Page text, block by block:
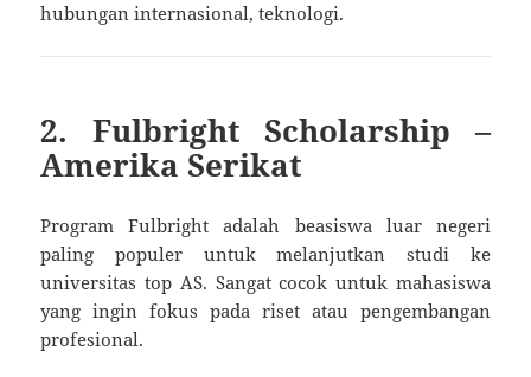
hubungan internasional, teknologi.
2. Fulbright Scholarship –
Amerika Serikat
Program Fulbright adalah beasiswa luar negeri
paling populer untuk melanjutkan studi ke
universitas top AS. Sangat cocok untuk mahasiswa
yang ingin fokus pada riset atau pengembangan
profesional.